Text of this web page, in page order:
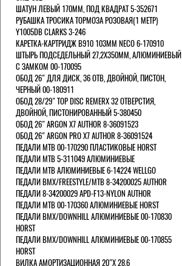
ШАТУН ЛЕВЫЙ 170ММ, ПОД КВАДРАТ 5-352671
РУБАШКА ТРОСИКА ТОРМОЗА РОЗОВАЯ(1 МЕТР)
Y1005DB CLARKS 3-246
КАРЕТКА-КАРТРИДЖ B910 103ММ NECO 6-170910
ШТЫРЬ ПОДСЕДЕЛЬНЫЙ 27,2Х350ММ, АЛЮМИНИЕВЫЙ
С ЗАМКОМ 00-170095
ОБОД 26" ДЛЯ ДИСК, 36 ОТВ, ДВОЙНОЙ, ПИСТОН,
ЧЕРНЫЙ 00-180911
ОБОД 28/29" TOP DISC REMERX 32 ОТВЕРСТИЯ,
ДВОЙНОЙ, ПИСТОНИРОВАННЫЙ 5-380450
ОБОД 26" ARGON X7 AUTHOR 8-36091523
ОБОД 26" ARGON PRO X7 AUTHOR 8-36091524
ПЕДАЛИ МТВ 00-170290 ПЛАСТИКОВЫЕ HORST
ПЕДАЛИ MTB 5-311049 АЛЮМИНИЕВЫЕ
ПЕДАЛИ MTB АЛЮМИНИЕВЫЕ 6-14224 WELLGO
ПЕДАЛИ BMX/FREESTYLE/MTB 8-34200025 AUTHOR
ПЕДАЛИ 8-34200029 APD-F13-NYLON AUTHOR
ПЕДАЛИ МТВ 00-170360 АЛЮМИНИЕВЫЕ HORST
ПЕДАЛИ BMX/DOWNHILL АЛЮМИНИЕВЫЕ 00-170830
HORST
ПЕДАЛИ BMX/DOWNHILL АЛЮМИНИЕВЫЕ 00-170855
HORST
ВИЛКА АМОРТИЗАЦИОННАЯ 20"Х 28,6